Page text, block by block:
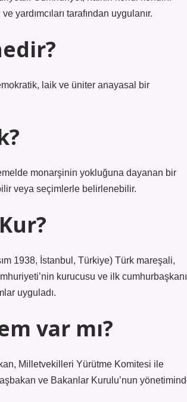
yardımcıları tarafından uygulanır.
laik ve üniter anayasal bir
monarşinin yokluğuna dayanan bir
veya seçimlerle belirlenebilir.
1938, İstanbul, Türkiye) Türk mareşali,
kurucusu ve ilk
uyguladı.
var mı?
Milletvekilleri Yürütme Komitesi ile
ve Bakanlar Kurulu’nun